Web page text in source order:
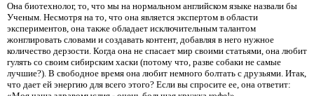
Она биотехнолог, то, что мы на нормальном английском языке назвали бы
Ученым. Несмотря на то, что она является экспертом в области
экспериментов, она также обладает исключительным талантом
жонглировать словами и создавать контент, добавляя в него нужное
количество дерзости. Когда она не спасает мир своими статьями, она любит
гулять со своим сибирским хаски (потому что, разве собаки не самые
лучшие?). В свободное время она любит немного болтать с друзьями. Итак,
что дает ей энергию для всего этого? Если вы спросите ее, она ответит: